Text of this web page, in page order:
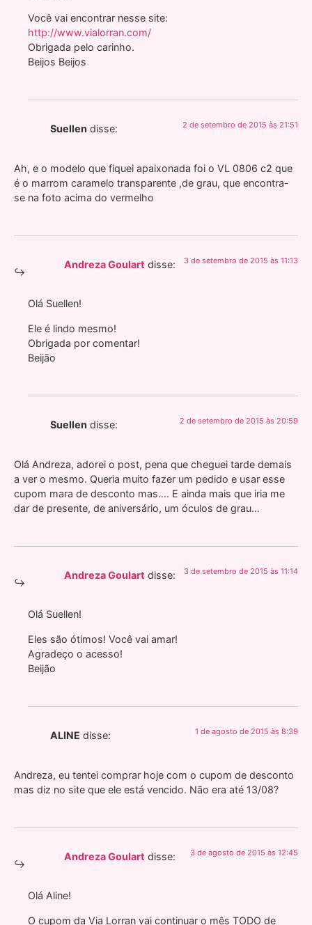
Você vai encontrar nesse site:
http://www.vialorran.com/
Obrigada pelo carinho.
Beijos Beijos
Suellen disse: 2 de setembro de 2015 às 21:51
Ah, e o modelo que fiquei apaixonada foi o VL 0806 c2 que
é o marrom caramelo transparente ,de grau, que encontra-
se na foto acima do vermelho
Andreza Goulart disse: 3 de setembro de 2015 às 11:13
Olá Suellen!
Ele é lindo mesmo!
Obrigada por comentar!
Beijão
Suellen disse: 2 de setembro de 2015 às 20:59
Olá Andreza, adorei o post, pena que cheguei tarde demais
a ver o mesmo. Queria muito fazer um pedido e usar esse
cupom mara de desconto mas…. E ainda mais que iria me
dar de presente, de aniversário, um óculos de grau…
Andreza Goulart disse: 3 de setembro de 2015 às 11:14
Olá Suellen!
Eles são ótimos! Você vai amar!
Agradeço o acesso!
Beijão
ALINE disse: 1 de agosto de 2015 às 8:39
Andreza, eu tentei comprar hoje com o cupom de desconto
mas diz no site que ele está vencido. Não era até 13/08?
Andreza Goulart disse: 3 de agosto de 2015 às 12:45
Olá Aline!
O cupom da Via Lorran vai continuar o mês TODO de